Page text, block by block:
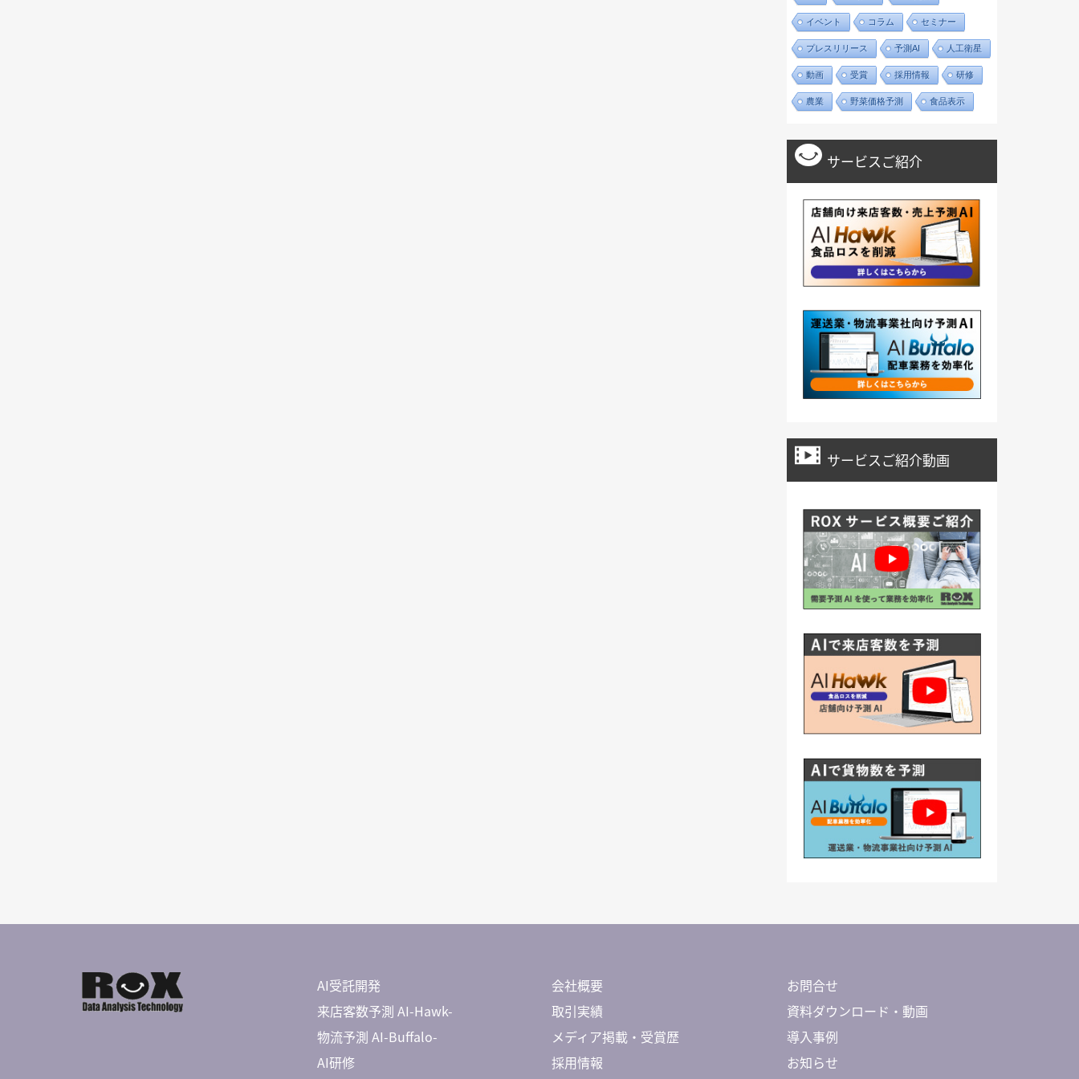
イベント コラム セミナー
プレスリリース 予測AI 人工衛星
動画 受賞 採用情報 研修
農業 野菜価格予測 食品表示
サービスご紹介
サービスご紹介動画
AI受託開発
来店客数予測 AI-Hawk-
物流予測 AI-Buffalo-
AI研修
会社概要
取引実績
メディア掲載・受賞歴
採用情報
お問合せ
資料ダウンロード・動画
導入事例
お知らせ